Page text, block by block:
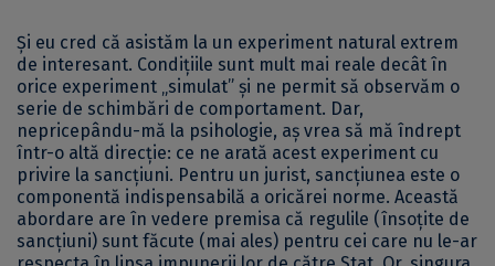
Și eu cred că asistăm la un experiment natural extrem
de interesant. Condițiile sunt mult mai reale decât în
orice experiment „simulat” și ne permit să observăm o
serie de schimbări de comportament. Dar,
nepricepându-mă la psihologie, aș vrea să mă îndrept
într-o altă direcție: ce ne arată acest experiment cu
privire la sancțiuni. Pentru un jurist, sancțiunea este o
componentă indispensabilă a oricărei norme. Această
abordare are în vedere premisa că regulile (însoțite de
sancțiuni) sunt făcute (mai ales) pentru cei care nu le-ar